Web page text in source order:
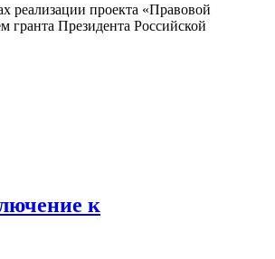
реализации проекта «Правовой
гранта Президента Российской
к